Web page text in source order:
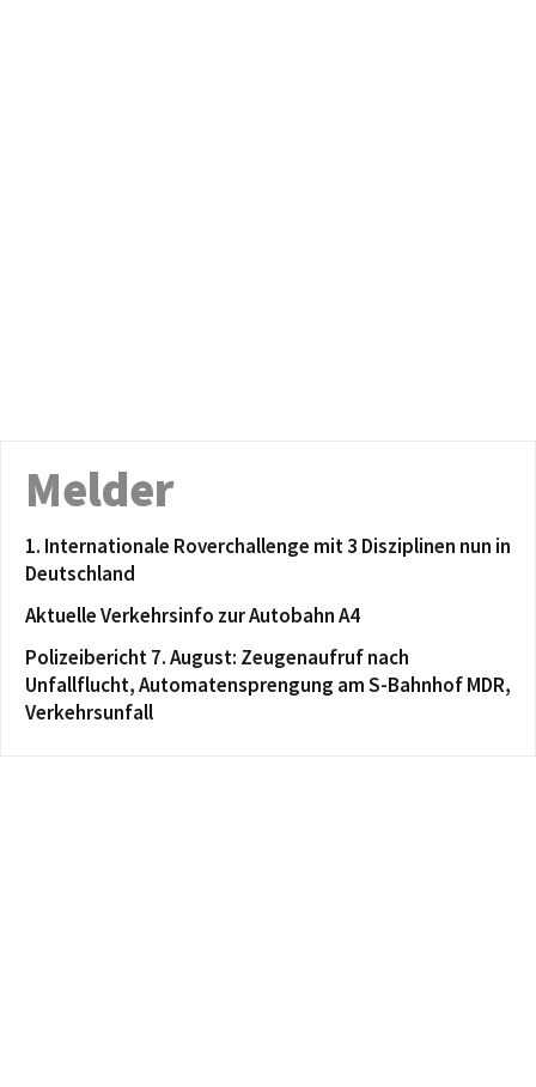
Melder
1. Internationale Roverchallenge mit 3 Disziplinen nun in
Deutschland
Aktuelle Verkehrsinfo zur Autobahn A4
Polizeibericht 7. August: Zeugenaufruf nach
Unfallflucht, Automatensprengung am S-Bahnhof MDR,
Verkehrsunfall